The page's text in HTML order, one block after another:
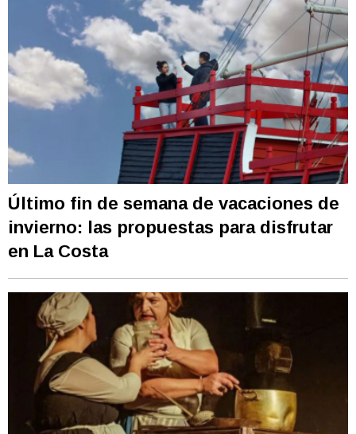
Último fin de semana de vacaciones de
invierno: las propuestas para disfrutar
en La Costa